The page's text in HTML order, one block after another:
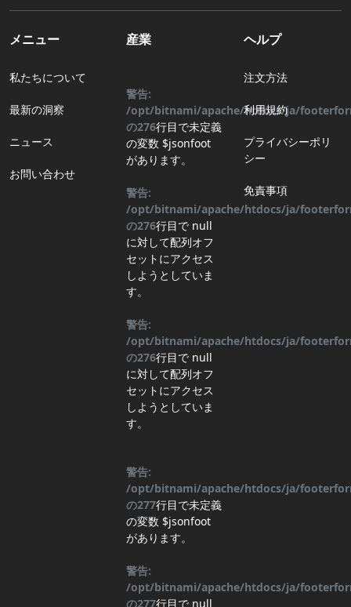
メニュー
私たちについて
最新の洞察
ニュース
お問い合わせ
産業
警告:
/opt/bitnami/apache/htdocs/ja/
の276行目で未定義
の変数 $jsonfoot
があります。
警告:
/opt/bitnami/apache/htdocs/ja/
の276行目で null
に対して配列オフ
セットにアクセス
しようとしていま
す。
警告:
/opt/bitnami/apache/htdocs/ja/
の276行目で null
に対して配列オフ
セットにアクセス
しようとしていま
す。
警告:
/opt/bitnami/apache/htdocs/ja/
の277行目で未定義
の変数 $jsonfoot
があります。
警告:
/opt/bitnami/apache/htdocs/ja/
の277行目で null
ヘルプ
注文方法
利用規約
プライバシーポリ
シー
免責事項